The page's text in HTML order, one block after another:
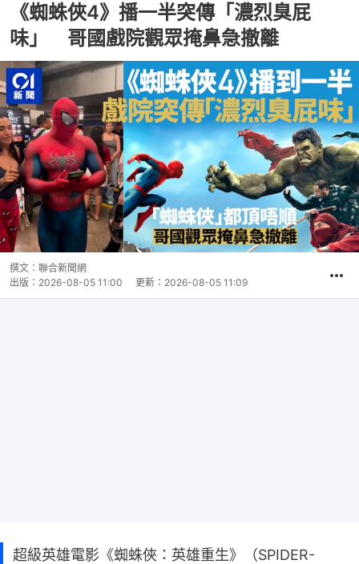
《蜘蛛俠4》播一半突傳「濃烈臭屁
味」 哥國戲院觀眾掩鼻急撤離
撰文： 聯合新聞網
出版： 2026-08-05 11:00 更新： 2026-08-05 11:09
超級英雄電影《蜘蛛俠：英雄重生》（SPIDER-